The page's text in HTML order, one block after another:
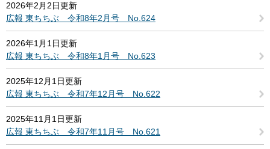
2026年2月2日更新
広報 東ちちぶ 令和8年2月号 No.624
2026年1月1日更新
広報 東ちちぶ 令和8年1月号 No.623
2025年12月1日更新
広報 東ちちぶ 令和7年12月号 No.622
2025年11月1日更新
広報 東ちちぶ 令和7年11月号 No.621